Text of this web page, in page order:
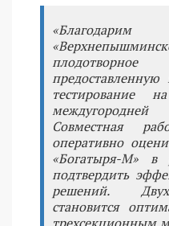
плодотворное
предоставленную
тестирование
Совместная
оперативно
«Богатыря-М» в
подтвердить
решений.
становится